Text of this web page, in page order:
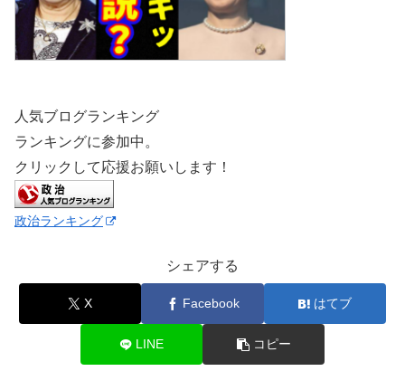
人気ブログランキング
ランキングに参加中。
クリックして応援お願いします！
政治ランキング
シェアする
X Facebook はてブ
LINE コピー